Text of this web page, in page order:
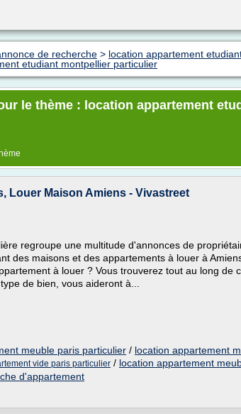
de recherche > location appartement
etudiant montpellier particulier
le thème : location appartement
Louer Maison Amiens - Vivastreet
regroupe une multitude d'annonces de
des maisons et des appartements à louer à
à louer ? Vous trouverez tout au long de
de bien, vous aideront à...
meuble paris particulier / location appartement
vide paris particulier / location appartement
d'appartement